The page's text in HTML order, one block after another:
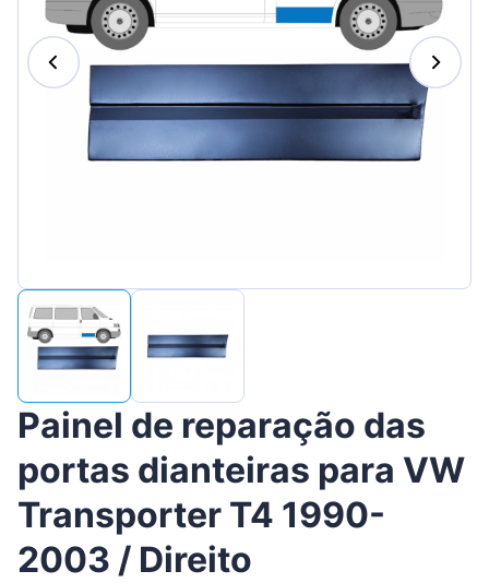
Suomen
Hrvatski
Slovenian
Painel de reparação das
portas dianteiras para VW
Transporter T4 1990-
2003 / Direito